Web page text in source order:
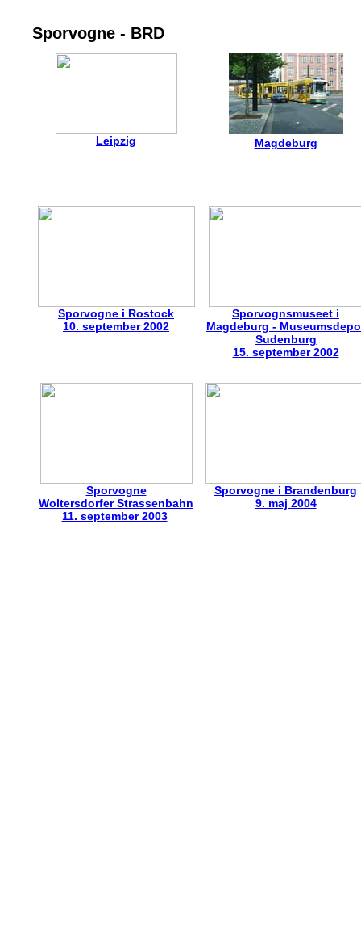
Sporvogne - BRD
Leipzig Magdeburg
Sporvogne i Rostock
10. september 2002
Sporvognsmuseet i
Magdeburg -
Sudenburg
15. september 2002
Sporvogne
Woltersdorfer Strassenbahn
11. september 2003
Sporvogne i Brandenburg
9. maj 2004